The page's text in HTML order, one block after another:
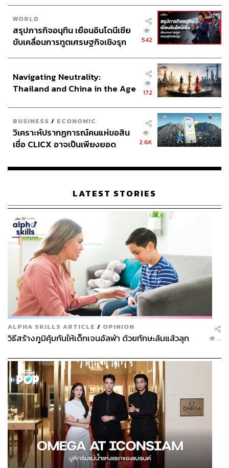
WORLD
สรุปภารกิจอนุทิน เยือนอินโดนีเซีย
ขับเคลื่อนการทูตเศรษฐกิจเชิงรุก
542
Navigating Neutrality:
Thailand and China in the Age
172
BUSINESS / ECONOMIC
วิเคราะห์ปรากฏการณ์คนแห่ขอสิน
เชื่อ CLICX อาจเป็นเพียงยอด
เรือนไทยที่ถูกซุกไว้
2.6K
LATEST STORIES
ALPHA SKILLS ARTICLE / OPINION
วิธีสร้างภูมิคุ้มกันให้เด็กเจนอัลฟ่า ด้วยทักษะล้มแล้วลุก ...